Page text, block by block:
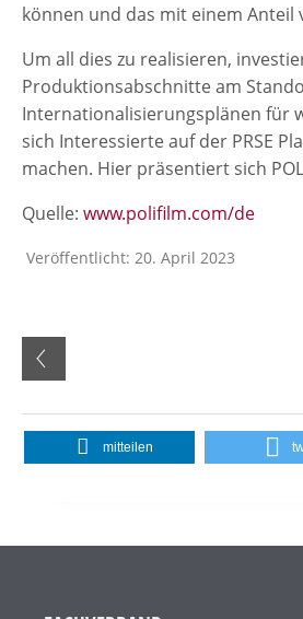
können und das mit einem Anteil
Um all dies zu realisieren,
Produktionsabschnitte am
Internationalisierungsplänen für
sich Interessierte auf der PRSE
machen. Hier präsentiert sich
Quelle: www.polifilm.com/de
Veröffentlicht: 20. April 2023
mitteilen